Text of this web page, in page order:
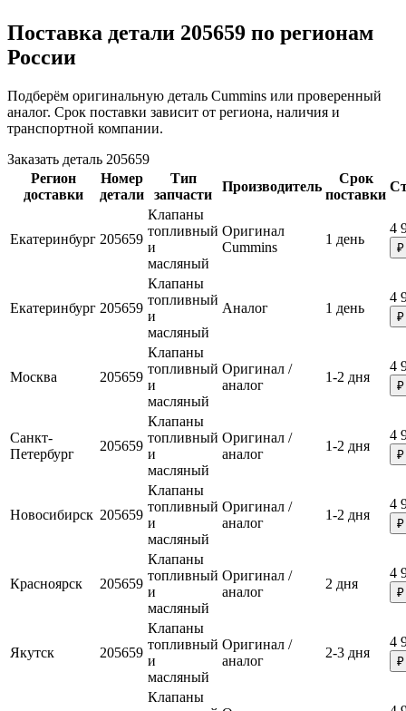
Поставка детали 205659 по регионам
России
Подберём оригинальную деталь Cummins или проверенный
аналог. Срок поставки зависит от региона, наличия и
транспортной компании.
Заказать деталь 205659
Регион
доставки
Номер
детали
Тип
запчасти
Производитель
Срок
поставки
Екатеринбург 205659
Клапаны
топливный
и
масляный
Оригинал
Cummins
1 день
4
₽
Екатеринбург 205659
Клапаны
топливный
и
масляный
Аналог 1 день
4
₽
Москва 205659
Клапаны
топливный
и
масляный
Оригинал /
аналог
1-2 дня
4
₽
Санкт-
Петербург
205659
Клапаны
топливный
и
масляный
Оригинал /
аналог
1-2 дня
4
₽
Новосибирск 205659
Клапаны
топливный
и
масляный
Оригинал /
аналог
1-2 дня
4
₽
Красноярск 205659
Клапаны
топливный
и
масляный
Оригинал /
аналог
2 дня
4
₽
Якутск 205659
Клапаны
топливный
и
масляный
Оригинал /
аналог
2-3 дня
4
₽
Клапаны